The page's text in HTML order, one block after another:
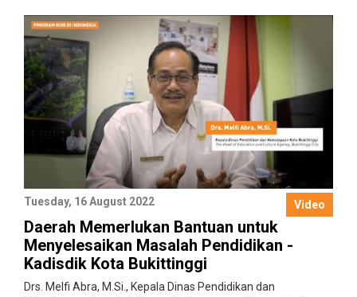
Video
Tuesday, 16 August 2022
Daerah Memerlukan Bantuan untuk
Menyelesaikan Masalah Pendidikan -
Kadisdik Kota Bukittinggi
Drs. Melfi Abra, M.Si., Kepala Dinas Pendidikan dan